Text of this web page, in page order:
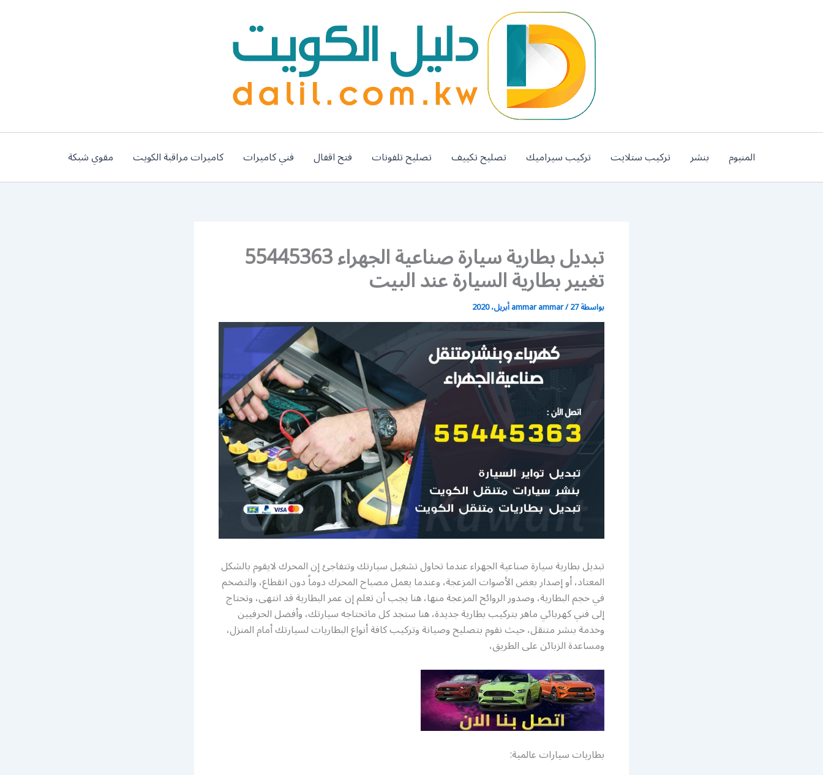
المنيوم بنشر تركيب ستلايت تركيب سيراميك تصليح تكييف تصليح تلفونات فتح اقفال فني كاميرات كاميرات مراقبة الكويت مقوي شبكة
تبديل بطارية سيارة صناعية الجهراء 55445363
تغيير بطارية السيارة عند البيت
بواسطة ammar ammar/27 أبريل، 2020
تبديل بطارية سيارة صناعية الجهراء عندما تحاول تشغيل سيارتك وتتفاجئ إن المحرك لايقوم بالشكل
المعتاد، أو إصدار بعض الأصوات المزعجة، وعندما يعمل مصباح المحرك دوماً دون انقطاع، والتضخم
في حجم البطارية، وصدور الروائح المزعجة منها، هنا يجب أن تعلم إن عمر البطارية قد انتهى، وتحتاج
إلى فني كهربائي ماهر بتركيب بطارية جديدة، هنا ستجد كل ماتحتاجه سيارتك، وأفضل الحرفيين
وخدمة بنشر متنقل، حيث نقوم بتصليح وصيانة وتركيب كافة أنواع البطاريات لسيارتك أمام المنزل،
ومساعدة الزبائن على الطريق،
بطاريات سيارات عالمية: